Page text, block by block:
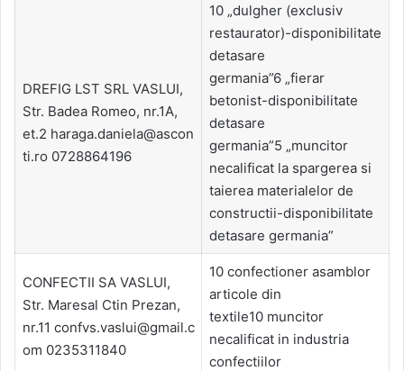
DREFIG LST SRL VASLUI,
Str. Badea Romeo, nr.1A,
et.2 haraga.daniela@ascon
ti.ro 0728864196
10 „dulgher (exclusiv
restaurator)-disponibilitate
detasare
germania”6 „fierar
betonist-disponibilitate
detasare
germania”5 „muncitor
necalificat la spargerea si
taierea materialelor de
constructii-disponibilitate
detasare germania”
CONFECTII SA VASLUI,
Str. Maresal Ctin Prezan,
nr.11 confvs.vaslui@gmail.c
om 0235311840
10 confectioner asamblor
articole din
textile10 muncitor
necalificat in industria
confectiilor